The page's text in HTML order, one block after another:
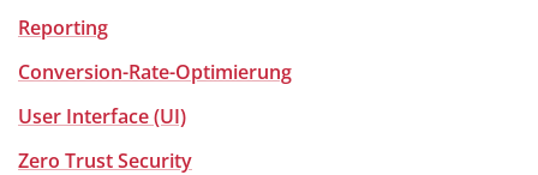
Reporting
Conversion-Rate-Optimierung
User Interface (UI)
Zero Trust Security